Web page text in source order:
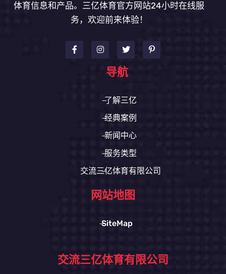
体育信息和产品。三亿体育官方网站24小时在线服
务，欢迎前来体验！
导航
了解三亿
经典案例
新闻中心
服务类型
交流三亿体育有限公司
网站地图
SiteMap
交流三亿体育有限公司